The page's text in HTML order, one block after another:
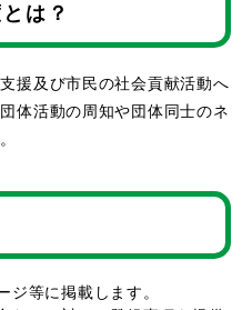
は？
援及び市民の社会貢献活動へ
体活動の周知や団体同士のネ
ジ等に掲載します。